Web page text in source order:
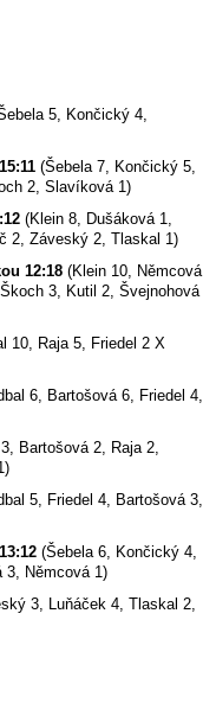
5, Končický 4,
(Šebela 7, Končický 5,
2, Slavíková 1)
(Klein 8, Dušáková 1,
2, Záveský 2, Tlaskal 1)
12:18 (Klein 10, Němcová
3, Kutil 2, Švejnohová
10, Raja 5, Friedel 2 X
6, Bartošová 6, Friedel 4,
Bartošová 2, Raja 2,
5, Friedel 4, Bartošová 3,
(Šebela 6, Končický 4,
3, Němcová 1)
3, Luňáček 4, Tlaskal 2,